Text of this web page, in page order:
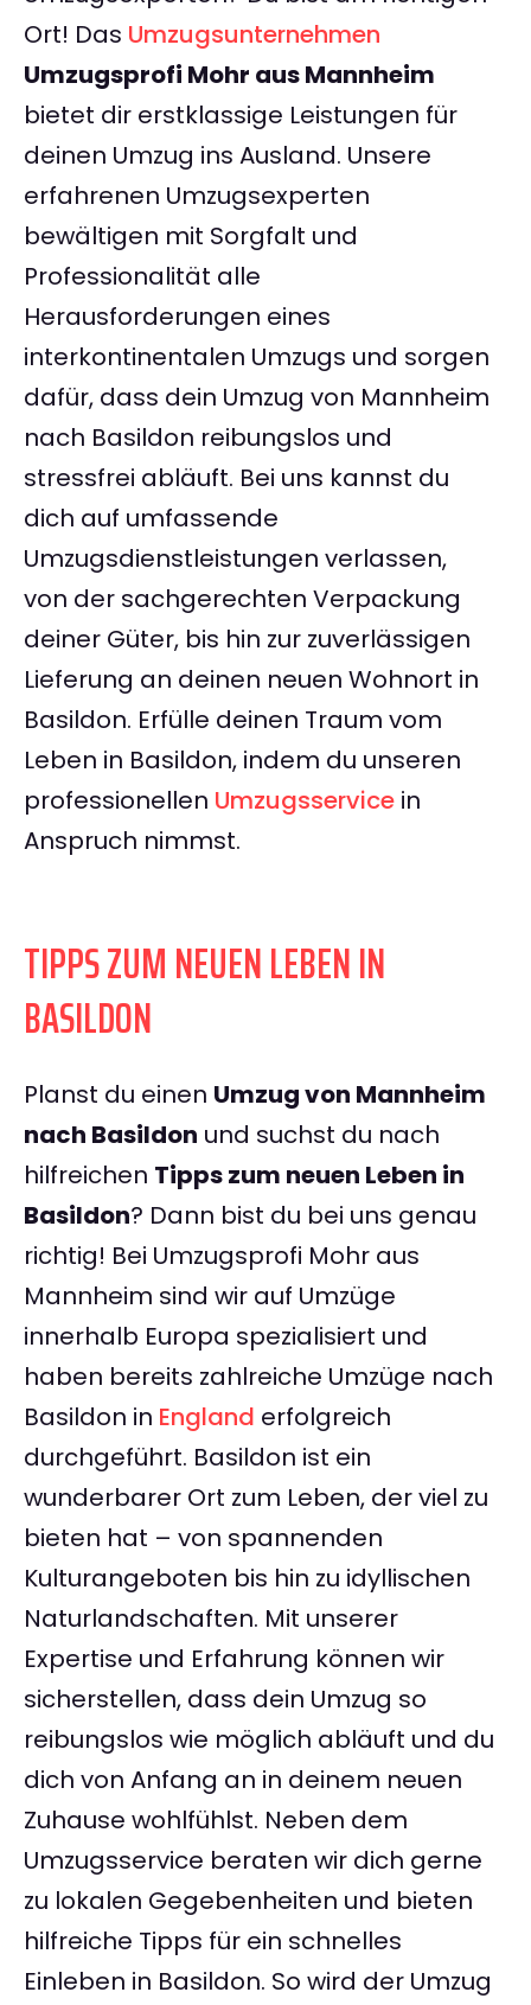
Ort! Das Umzugsunternehmen
Umzugsprofi Mohr aus Mannheim
bietet dir erstklassige Leistungen für
deinen Umzug ins Ausland. Unsere
erfahrenen Umzugsexperten
bewältigen mit Sorgfalt und
Professionalität alle
Herausforderungen eines
interkontinentalen Umzugs und sorgen
dafür, dass dein Umzug von Mannheim
nach Basildon reibungslos und
stressfrei abläuft. Bei uns kannst du
dich auf umfassende
Umzugsdienstleistungen verlassen,
von der sachgerechten Verpackung
deiner Güter, bis hin zur zuverlässigen
Lieferung an deinen neuen Wohnort in
Basildon. Erfülle deinen Traum vom
Leben in Basildon, indem du unseren
professionellen Umzugsservice in
Anspruch nimmst.
TIPPS ZUM NEUEN LEBEN IN
BASILDON
Planst du einen Umzug von Mannheim
nach Basildon und suchst du nach
hilfreichen Tipps zum neuen Leben in
Basildon? Dann bist du bei uns genau
richtig! Bei Umzugsprofi Mohr aus
Mannheim sind wir auf Umzüge
innerhalb Europa spezialisiert und
haben bereits zahlreiche Umzüge nach
Basildon in England erfolgreich
durchgeführt. Basildon ist ein
wunderbarer Ort zum Leben, der viel zu
bieten hat – von spannenden
Kulturangeboten bis hin zu idyllischen
Naturlandschaften. Mit unserer
Expertise und Erfahrung können wir
sicherstellen, dass dein Umzug so
reibungslos wie möglich abläuft und du
dich von Anfang an in deinem neuen
Zuhause wohlfühlst. Neben dem
Umzugsservice beraten wir dich gerne
zu lokalen Gegebenheiten und bieten
hilfreiche Tipps für ein schnelles
Einleben in Basildon. So wird der Umzug